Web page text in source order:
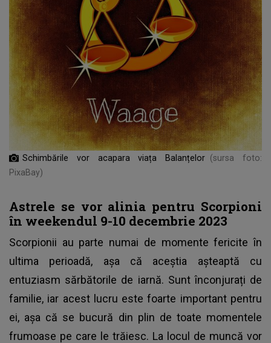
Schimbările vor acapara viața Balanțelor (sursa foto:
PixaBay)
Astrele se vor alinia pentru Scorpioni
în weekendul 9-10 decembrie 2023
Scorpionii au parte numai de momente fericite în
ultima perioadă, așa că aceștia așteaptă cu
entuziasm sărbătorile de iarnă. Sunt înconjurați de
familie, iar acest lucru este foarte important pentru
ei, așa că se bucură din plin de toate momentele
frumoase pe care le trăiesc. La locul de muncă vor